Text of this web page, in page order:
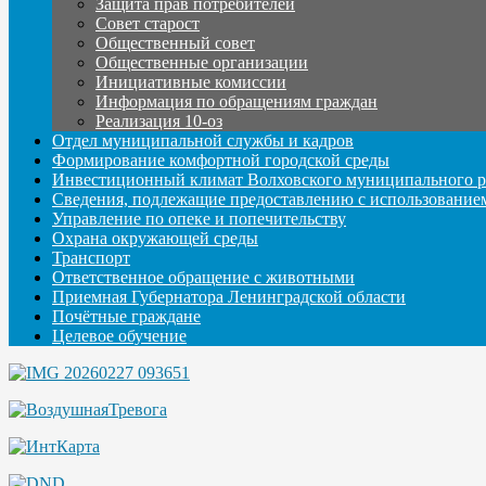
Совет старост
Общественный совет
Общественные организации
Инициативные комиссии
Информация по обращениям граждан
Реализация 10-оз
Отдел муниципальной службы и кадров
Формирование комфортной городской среды
Инвестиционный климат Волховского муниципального
Сведения, подлежащие предоставлению с
Управление по опеке и попечительству
Охрана окружающей среды
Транспорт
Ответственное обращение с животными
Приемная Губернатора Ленинградской области
Почётные граждане
Целевое обучение